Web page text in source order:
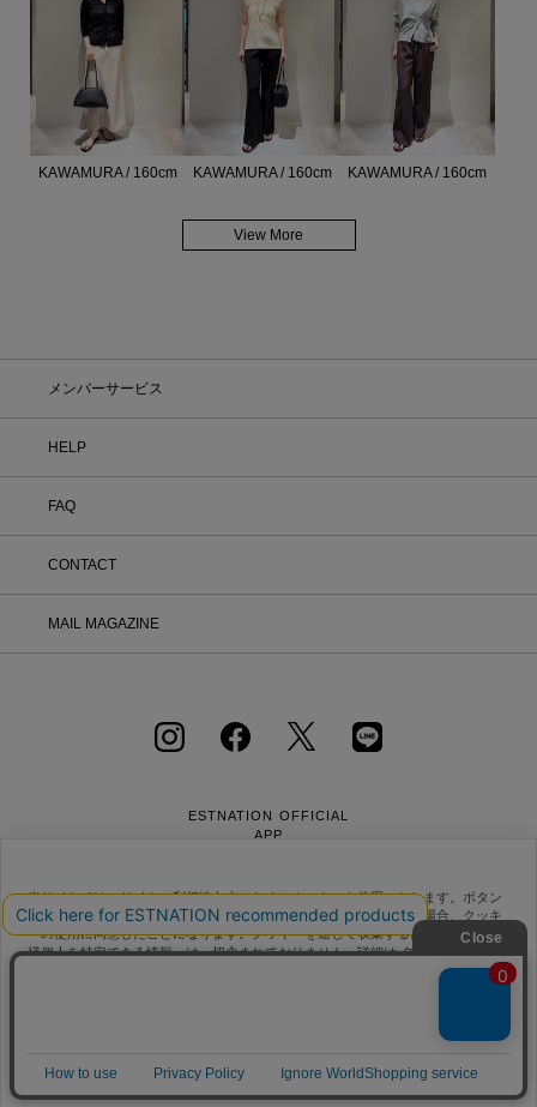
KAWAMURA / 160cm KAWAMURA / 160cm KAWAMURA / 160cm
View More
メンバーサービス
HELP
FAQ
CONTACT
MAIL MAGAZINE
ESTNATION OFFICIAL
APP
Copyright © ESTNATION Inc.
当サイトでは、サイトの利便性向上のためにクッキーを使用いたします。ボタン
から同意の可否を選択してください。選択せずにページを移動した場合、クッキ
ーの使用に同意したことになります。クッキーを通じて収集する情報には「お客
様個人を特定できる情報」は一切含まれておりません。詳細はクッキーポリシ